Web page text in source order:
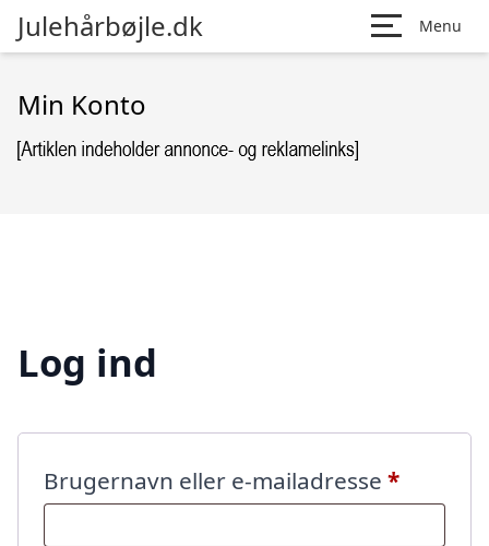
Julehårbøjle.dk Menu
Min Konto
Log ind
Brugernavn eller e-mailadresse *